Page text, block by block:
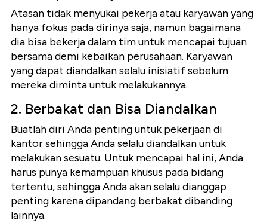
Atasan tidak menyukai pekerja atau karyawan yang
hanya fokus pada dirinya saja, namun bagaimana
dia bisa bekerja dalam tim untuk mencapai tujuan
bersama demi kebaikan perusahaan. Karyawan
yang dapat diandalkan selalu inisiatif sebelum
mereka diminta untuk melakukannya.
2. Berbakat dan Bisa Diandalkan
Buatlah diri Anda penting untuk pekerjaan di
kantor sehingga Anda selalu diandalkan untuk
melakukan sesuatu. Untuk mencapai hal ini, Anda
harus punya kemampuan khusus pada bidang
tertentu, sehingga Andaakan selalu dianggap
penting karena dipandang berbakat dibanding
lainnya.